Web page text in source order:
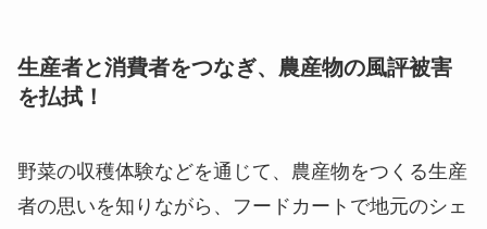
生産者と消費者をつなぎ、農産物の風評被害
を払拭！
野菜の収穫体験などを通じて、農産物をつくる生産
者の思いを知りながら、フードカートで地元のシェ